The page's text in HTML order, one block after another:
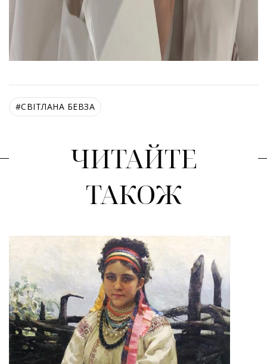
#СВІТЛАНА БЕВЗА
ЧИТАЙТЕ
ТАКОЖ